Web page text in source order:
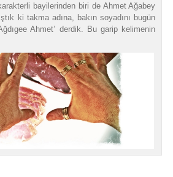
bayilerinden biri de Ahmet Ağabey
ki takma adına, bakın soyadını bugün
Ahmet’ derdik. Bu garip kelimenin